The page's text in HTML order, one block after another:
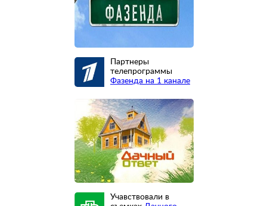
Партнеры
телепрограммы
Фазенда на 1 канале
Учавствовали в